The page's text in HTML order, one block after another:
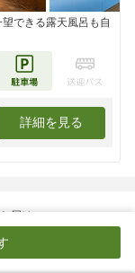
できる露天風呂も自
詳細を見る
届け